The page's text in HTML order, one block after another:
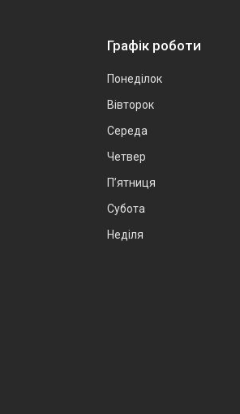
Графік роботи
Понеділок
Вівторок
Середа
Четвер
Пʼятниця
Субота
Неділя